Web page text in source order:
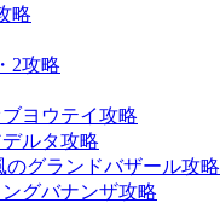
略
2攻略
ヨウテイ攻略
ルタ攻略
のグランドバザール攻略
ングバナンザ攻略